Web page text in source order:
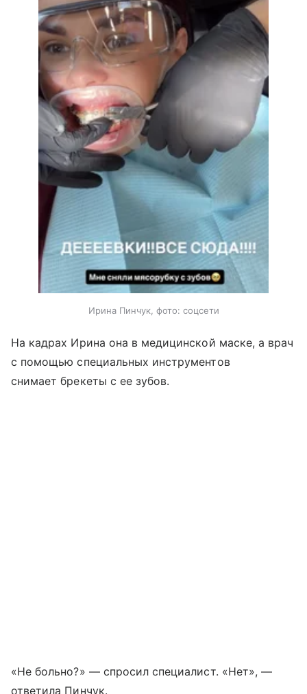
Ирина Пинчук, фото: соцсети
На кадрах Ирина она в медицинской маске, а врач
с помощью специальных инструментов
снимает брекеты с ее зубов.
«Не больно?» — спросил специалист. «Нет», —
ответила Пинчук.